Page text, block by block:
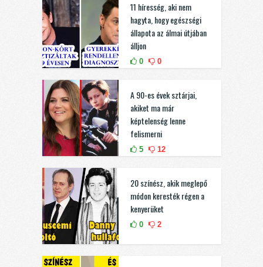
11 híresség, aki nem
hagyta, hogy egészségi
állapota az álmai útjában
álljon
0 0
A 90-es évek sztárjai,
akiket ma már
képtelenség lenne
felismerni
5 12
20 színész, akik meglepő
módon keresték régen a
kenyerüket
0 2